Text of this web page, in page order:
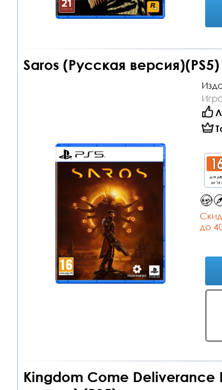
Saros (Русская версия)(PS5)
для
от 16
до
Kingdom Come Deliverance